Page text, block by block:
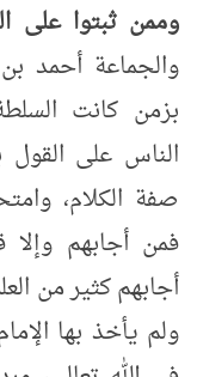
وممن ثبتوا على
والجماعة أحمد
بزمن كانت
الناس على القول
صفة الكلام،
فمن أجابهم
أجابهم كثير من
ولم يأخذ بها